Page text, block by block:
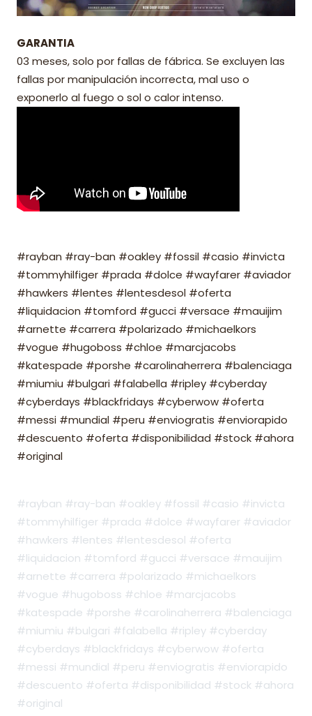
GARANTIA
03 meses, solo por fallas de fábrica. Se excluyen las
fallas por manipulación incorrecta, mal uso o
exponerlo al fuego o sol o calor intenso.
#rayban #ray-ban #oakley #fossil #casio #invicta
#tommyhilfiger #prada #dolce #wayfarer #aviador
#hawkers #lentes #lentesdesol #oferta
#liquidacion #tomford #gucci #versace #mauijim
#arnette #carrera #polarizado #michaelkors
#vogue #hugoboss #chloe #marcjacobs
#katespade #porshe #carolinaherrera #balenciaga
#miumiu #bulgari #falabella #ripley #cyberday
#cyberdays #blackfridays #cyberwow #oferta
#messi #mundial #peru #enviogratis #enviorapido
#descuento #oferta #disponibilidad #stock #ahora
#original
#rayban #ray-ban #oakley #fossil #casio #invicta
#tommyhilfiger #prada #dolce #wayfarer #aviador
#hawkers #lentes #lentesdesol #oferta
#liquidacion #tomford #gucci #versace #mauijim
#arnette #carrera #polarizado #michaelkors
#vogue #hugoboss #chloe #marcjacobs
#katespade #porshe #carolinaherrera #balenciaga
#miumiu #bulgari #falabella #ripley #cyberday
#cyberdays #blackfridays #cyberwow #oferta
#messi #mundial #peru #enviogratis #enviorapido
#descuento #oferta #disponibilidad #stock #ahora
#original